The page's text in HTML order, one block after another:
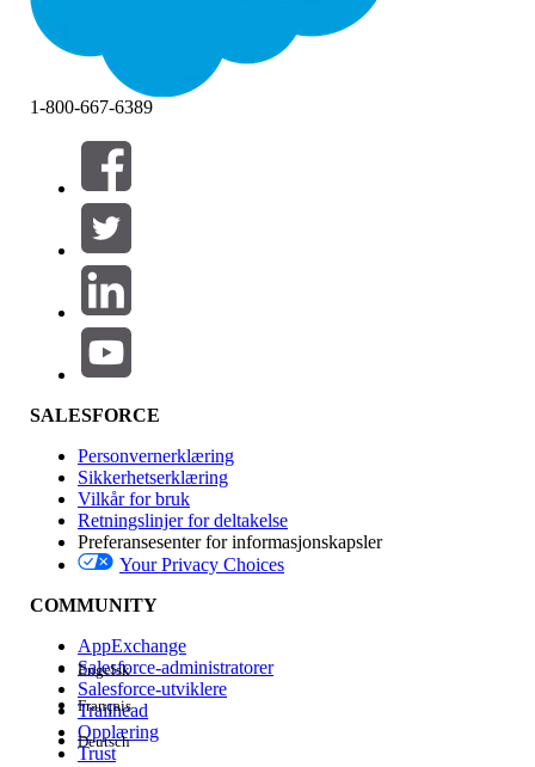
Filtre (0)
VELG FILTRE
Produktområde
Funksjonsinnvirkning
Utgave
Erfaring
1-800-667-6389
SALESFORCE
Personvernerklæring
Sikkerhetserklæring
Vilkår for bruk
Retningslinjer for deltakelse
Preferansesenter for informasjonskapsler
Your Privacy Choices
COMMUNITY
AppExchange
Salesforce-administratorer
Salesforce-utviklere
Trailhead
Opplæring
Trust
Engelsk
Français
Deutsch